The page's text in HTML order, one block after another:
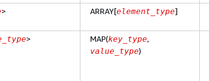
> ARRAY[element_type]
> MAP(key_type,
value_type)